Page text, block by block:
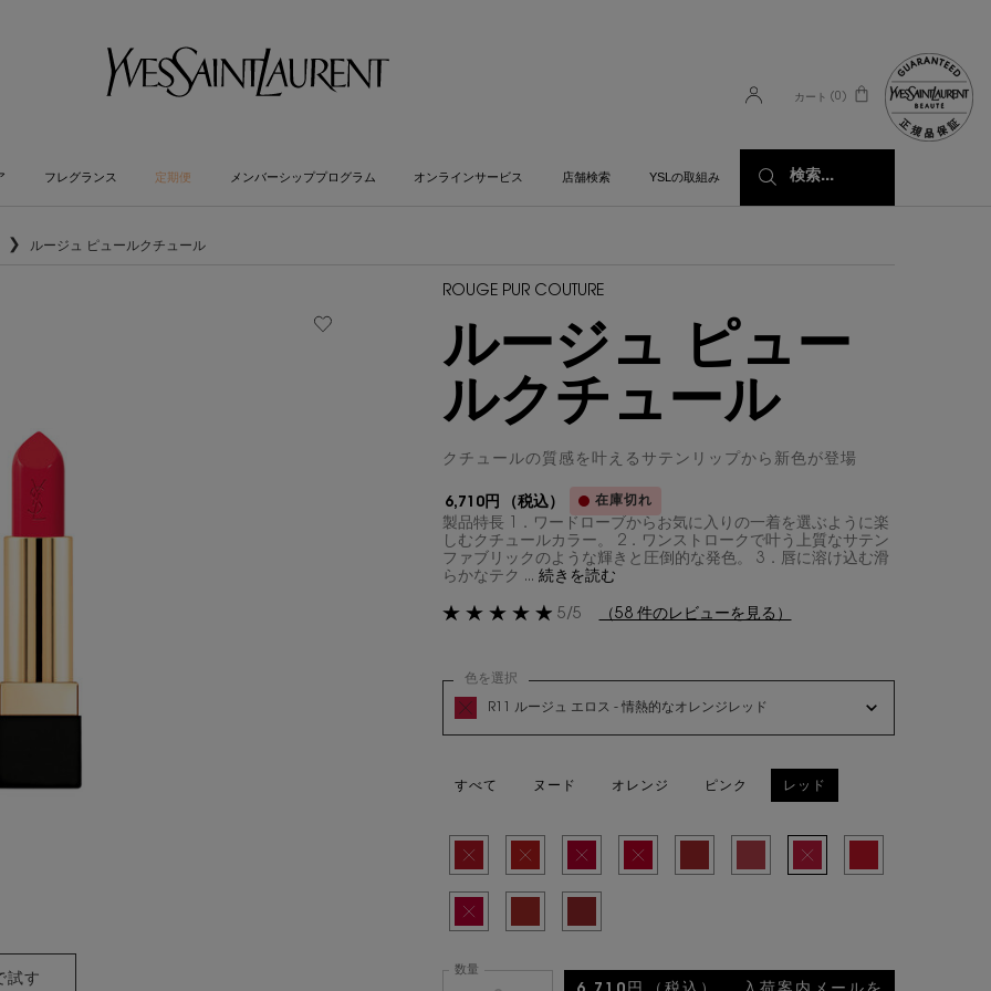
カート 0
0 カート内の製品
フレグランス 定期便 メンバーシッププログラム オンラインサービス 店舗検索 YSLの取組み 検索...
ルージュ ピュールクチュール
ROUGE PUR COUTURE
ルージュ ピュー
ルクチュール
クチュールの質感を叶えるサテンリップから新色が登場
6,710円 （税込） 在庫切れ
製品特長 1．ワードローブからお気に入りの一着を選ぶように楽
しむクチュールカラー。 2．ワンストロークで叶う上質なサテン
ファブリックのような輝きと圧倒的な発色。 3．唇に溶け込む滑
らかなテク ... 続きを読む
5/5 （58 件のレビューを見る）
試す
R11 ルージュ エロス - 情熱的なオレンジレッド
商品バリエーションは在庫切れです, R11 ルージュ エロス - 情熱的なオレンジレッド
色を選択
すべて ヌード オレンジ ピンク レッド
選択済み
商品バリエーションは在庫切れです, R1 ル ルージュ - 鮮烈なクールトーンレッド, 1/11
選択済み
商品バリエーションは在庫切れです, R4 ルージュ エクストラヴァガンス - 贅沢
選択済み
商品バリエーションは在庫切れです, R5 サブバーシブ ルビー - 深みの
選択済み
商品バリエーションは在庫切れです, R7 ルージュ アンソリ
R8 ルージュ リージョン - 濃密でシックなディープ
R10 エフォートレス バーミリオン - スタ
選択済み
商品バリエーションは在庫切れ
選択済み
商品バリエーションは在庫切れです, R21 ルージュ パラドクス - スタイルが宿るディープ
数量